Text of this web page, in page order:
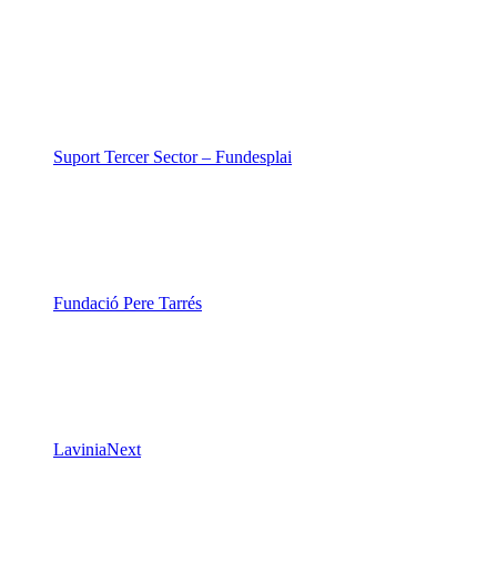
Suport Tercer Sector – Fundesplai
Fundació Pere Tarrés
LaviniaNext